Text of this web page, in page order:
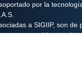
por la
a SIGIIP, son de
protegidos por